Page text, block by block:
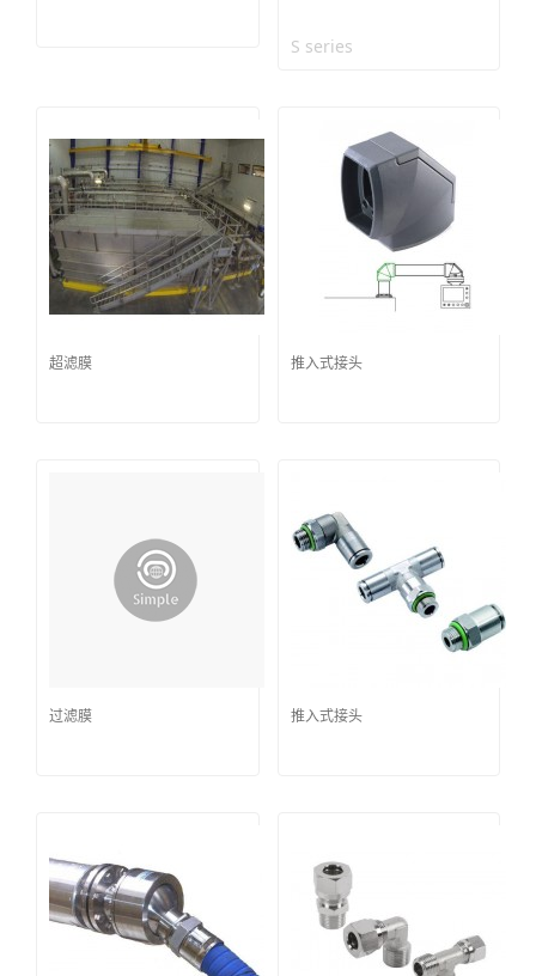
S series
超滤膜 推入式接头
过滤膜 推入式接头